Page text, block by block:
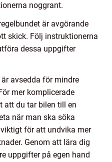
noggrant.
är avgörande
skick. Följ instruktionerna
dessa uppgifter
avsedda för mindre
mer komplicerade
att du tar bilen till en
när man ska söka
för att undvika mer
Genom att lära dig
uppgifter på egen hand